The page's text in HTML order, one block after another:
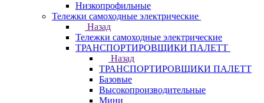
Низкопрофильные
Тележки самоходные электрические
Назад
Тележки самоходные электрические
ТРАНСПОРТИРОВЩИКИ ПАЛЕТТ
Назад
ТРАНСПОРТИРОВЩИКИ ПАЛЕТТ
Базовые
Высокопроизводительные
Мини